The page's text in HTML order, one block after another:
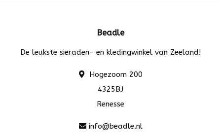
Beadle
De leukste sieraden- en kledingwinkel van Zeeland!
Hogezoom 200
4325BJ
Renesse
info@beadle.nl